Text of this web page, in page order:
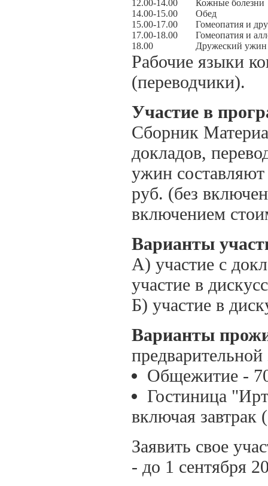
12.00-14.00
Кожные болезни
14.00-15.00
Обед
15.00-17.00
Гомеопатия и
17.00-18.00
Гомеопатия и
18.00
Дружеский ужин
Рабочие языки
(переводчики).
Участие в
Сборник
докладов,
ужин
руб. (без
включением
Варианты
А) участие с
участие в
Б) участие в
Варианты
предварительной
Общежитие -
Гостиница
включая
Заявить свое
- до 1 сентября